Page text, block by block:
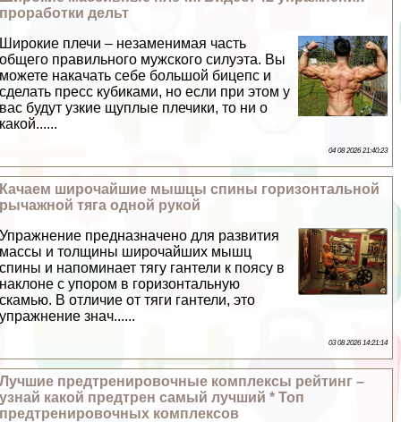
проработки дельт
Широкие плечи – незаменимая часть
общего правильного мужского силуэта. Вы
можете накачать себе большой бицепс и
сделать пресс кубиками, но если при этом у
вас будут узкие щуплые плечики, то ни о
какой......
04 08 2026 21:40:23
Качаем широчайшие мышцы спины горизонтальной
рычажной тяга одной рукой
Упражнение предназначено для развития
массы и толщины широчайших мышц
спины и напоминает тягу гантели к поясу в
наклоне с упором в горизонтальную
скамью. В отличие от тяги гантели, это
упражнение знач......
03 08 2026 14:21:14
Лучшие предтренировочные комплексы рейтинг –
узнай какой предтрен самый лучший * Топ
предтренировочных комплексов